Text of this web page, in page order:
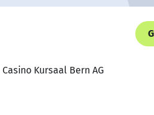
Kursaal Bern AG